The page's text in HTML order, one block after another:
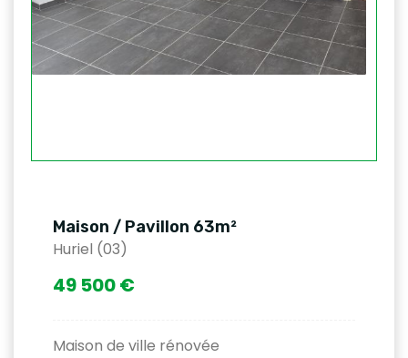
Maison / Pavillon 63m²
Huriel (03)
49 500 €
Maison de ville rénovée